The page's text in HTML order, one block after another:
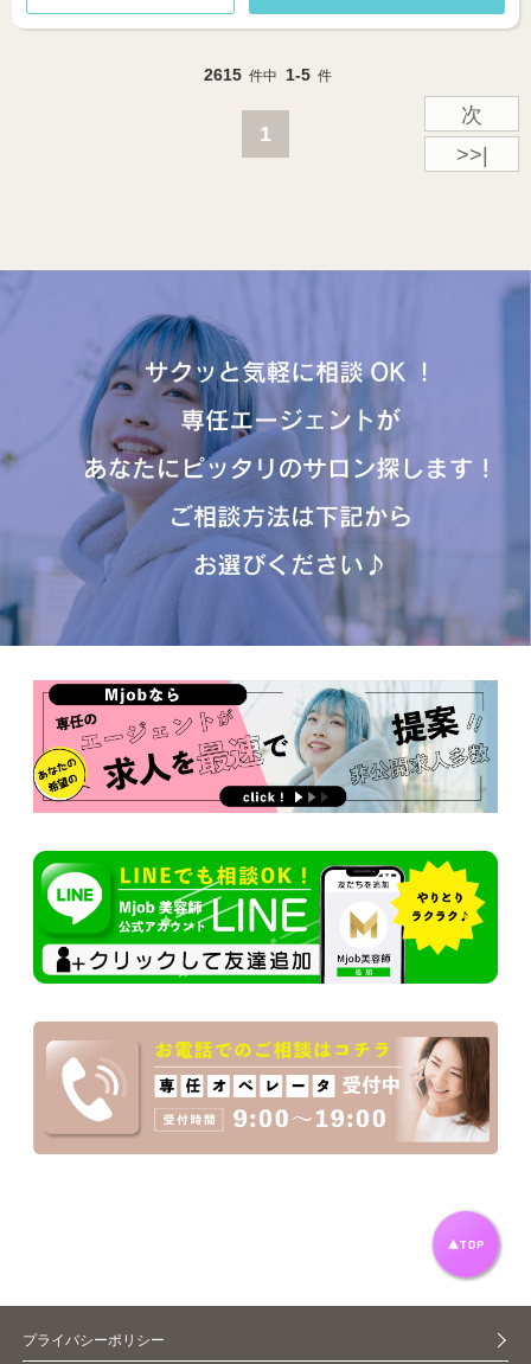
2615 件中 1-5 件
1
次
>>|
プライバシーポリシー